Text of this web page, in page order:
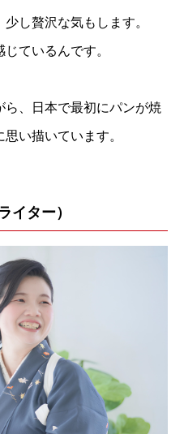
し贅沢な気もします。
ているんです。
ら、日本で最初にパンが焼
い描いています。
イター）